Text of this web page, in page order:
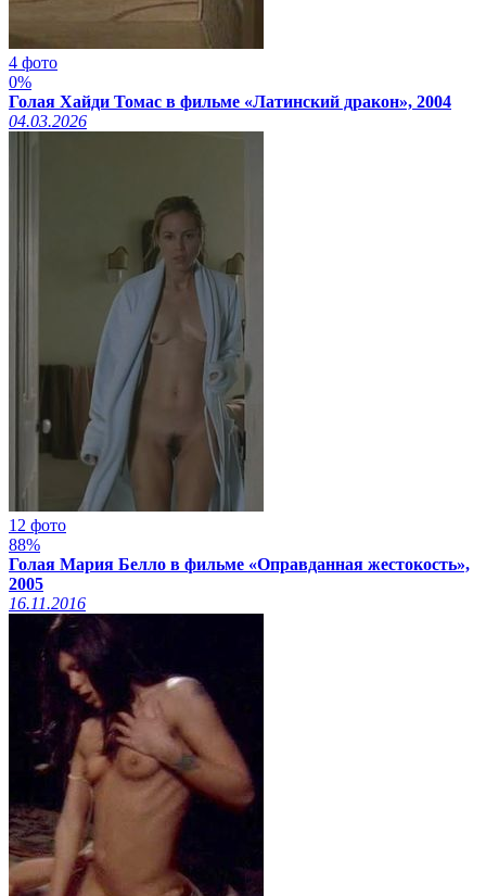
4 фото
0%
Голая Хайди Томас в фильме «Латинский дракон», 2004
04.03.2026
12 фото
88%
Голая Мария Белло в фильме «Оправданная жестокость»,
2005
16.11.2016